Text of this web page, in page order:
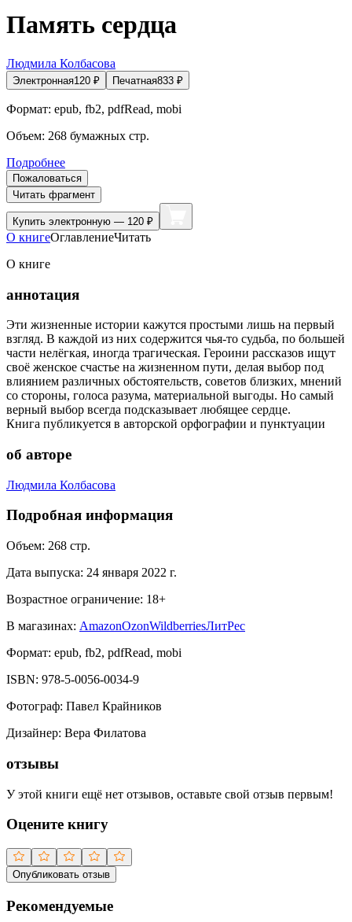
Память сердца
Людмила Колбасова
Электронная120 ₽ Печатная833 ₽
Формат: epub, fb2, pdfRead, mobi
Объем: 268 бумажных стр.
Подробнее
Пожаловаться
Читать фрагмент
Купить электронную — 120 ₽
О книгеОглавлениеЧитать
О книге
аннотация
Эти жизненные истории кажутся простыми лишь на первый
взгляд. В каждой из них содержится чья-то судьба, по большей
части нелёгкая, иногда трагическая. Героини рассказов ищут
своё женское счастье на жизненном пути, делая выбор под
влиянием различных обстоятельств, советов близких, мнений
со стороны, голоса разума, материальной выгоды. Но самый
верный выбор всегда подсказывает любящее сердце.
Книга публикуется в авторской орфографии и пунктуации
об авторе
Людмила Колбасова
Подробная информация
Объем: 268 стр.
Дата выпуска: 24 января 2022 г.
Возрастное ограничение: 18+
В магазинах: AmazonOzonWildberriesЛитРес
Формат: epub, fb2, pdfRead, mobi
ISBN: 978-5-0056-0034-9
Фотограф: Павел Крайников
Дизайнер: Вера Филатова
отзывы
У этой книги ещё нет отзывов, оставьте свой отзыв первым!
Оцените книгу
Опубликовать отзыв
Рекомендуемые